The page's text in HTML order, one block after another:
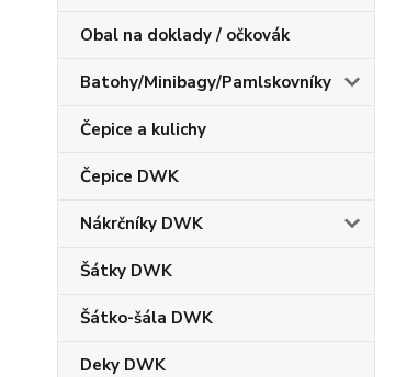
Obal na doklady / očkovák
Batohy/Minibagy/Pamlskovníky
Čepice a kulichy
Čepice DWK
Nákrčníky DWK
Šátky DWK
Šátko-šála DWK
Deky DWK